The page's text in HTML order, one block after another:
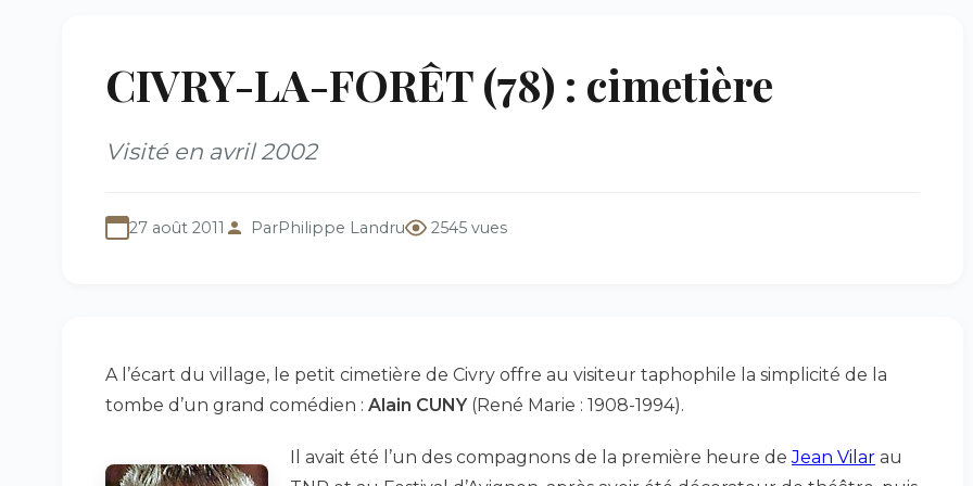
CIVRY-LA-FORÊT (78) : cimetière
Visité en avril 2002
27 août 2011 ParPhilippe Landru 2545 vues
A l’écart du village, le petit cimetière de Civry offre au visiteur taphophile la simplicité de la
tombe d’un grand comédien : Alain CUNY(René Marie : 1908-1994).
Il avait été l’un des compagnons de la première heure deJean Vilar au